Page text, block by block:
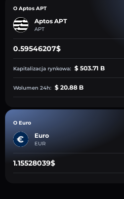
O Aptos APT
Aptos APT
APT
0.59546207$
Kapitalizacja rynkowa: $ 503.71 B
Wolumen 24h: $ 20.88 B
O Euro
Euro
EUR
1.15528039$